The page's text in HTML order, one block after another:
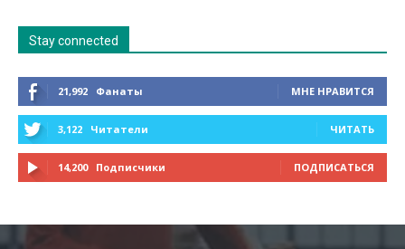
Stay connected
21,992 Фанаты МНЕ НРАВИТСЯ
3,122 Читатели ЧИТАТЬ
14,200 Подписчики ПОДПИСАТЬСЯ